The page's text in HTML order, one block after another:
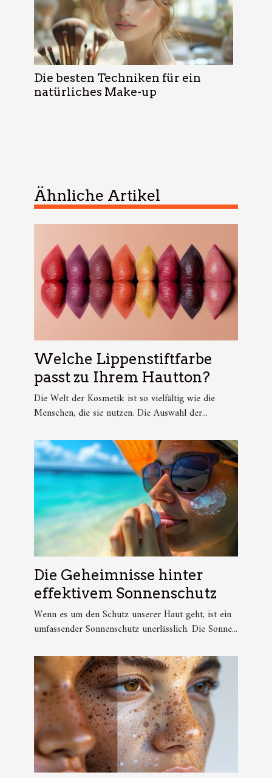
Die besten Techniken für ein
natürliches Make-up
Ähnliche Artikel
Welche Lippenstiftfarbe
passt zu Ihrem Hautton?
Die Welt der Kosmetik ist so vielfältig wie die
Menschen, die sie nutzen. Die Auswahl der...
Die Geheimnisse hinter
effektivem Sonnenschutz
Wenn es um den Schutz unserer Haut geht, ist ein
umfassender Sonnenschutz unerlässlich. Die Sonne...